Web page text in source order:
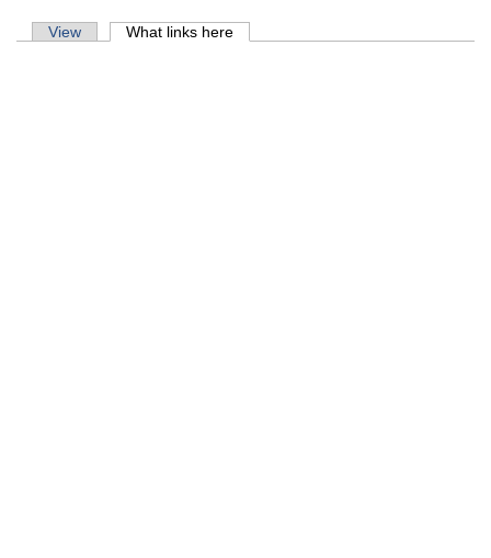
Primary tabs
View What links here